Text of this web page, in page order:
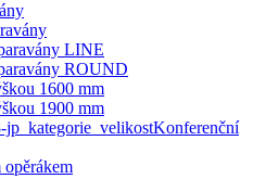
LINE
ROUND
1600 mm
1900 mm
Konferenční